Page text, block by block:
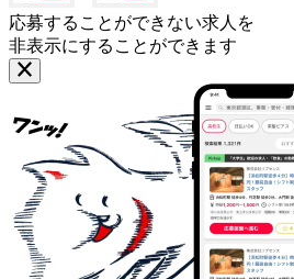
応募することができない求人を
非表示にすることができます